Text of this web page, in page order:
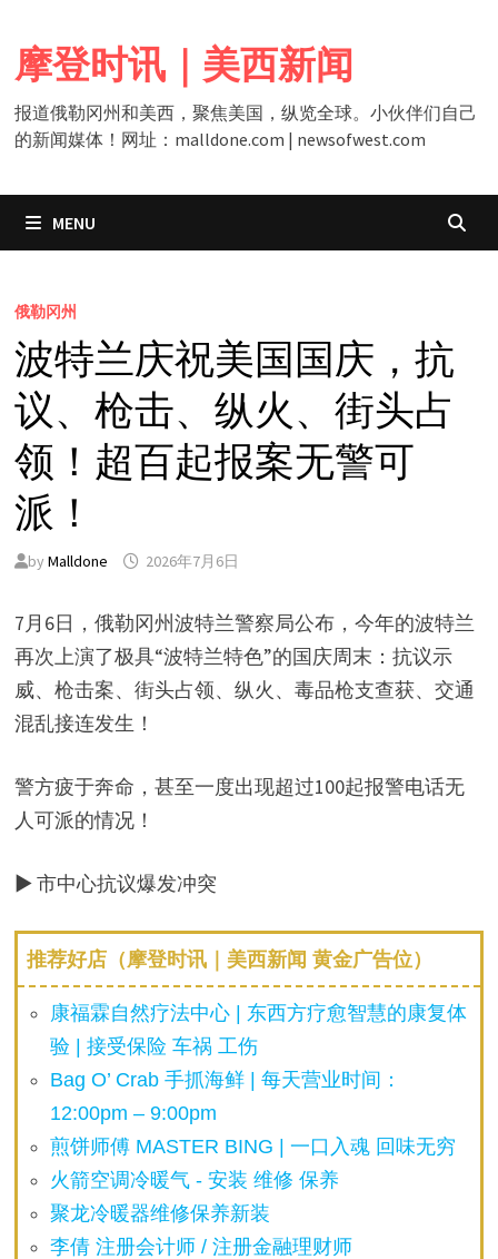
content
摩登时讯｜美西新闻
报道俄勒冈州和美西，聚焦美国，纵览全球。小伙伴们自己
的新闻媒体！网址：malldone.com | newsofwest.com
MENU
俄勒冈州
波特兰庆祝美国国庆，抗
议、枪击、纵火、街头占
领！超百起报案无警可
派！
by Malldone 2026年7月6日
7月6日，俄勒冈州波特兰警察局公布，今年的波特兰
再次上演了极具“波特兰特色”的国庆周末：抗议示
威、枪击案、街头占领、纵火、毒品枪支查获、交通
混乱接连发生！
警方疲于奔命，甚至一度出现超过100起报警电话无
人可派的情况！
▶ 市中心抗议爆发冲突
推荐好店（摩登时讯｜美西新闻 黄金广告位）
康福霖自然疗法中心 | 东西方疗愈智慧的康复体
验 | 接受保险 车祸 工伤
Bag O’ Crab 手抓海鲜 | 每天营业时间：
12:00pm – 9:00pm
煎饼师傅 MASTER BING | 一口入魂 回味无穷
火箭空调冷暖气 - 安装 维修 保养
聚龙冷暖器维修保养新装
李倩 注册会计师 / 注册金融理财师